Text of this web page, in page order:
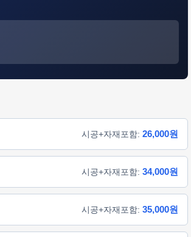
시공+자재포함: 26,000원
시공+자재포함: 34,000원
시공+자재포함: 35,000원